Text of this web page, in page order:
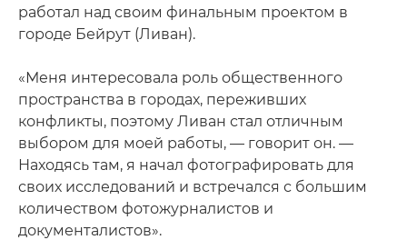
работал над своим финальным проектом в
городе Бейрут (Ливан).
«Меня интересовала роль общественного
пространства в городах, переживших
конфликты, поэтому Ливан стал отличным
выбором для моей работы, — говорит он. —
Находясь там, я начал фотографировать для
своих исследований и встречался с большим
количеством фотожурналистов и
документалистов».